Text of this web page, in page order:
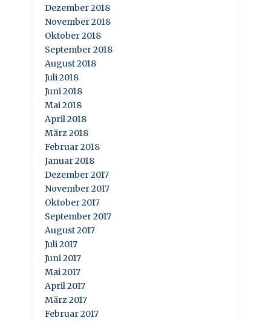
Dezember 2018
November 2018
Oktober 2018
September 2018
August 2018
Juli 2018
Juni 2018
Mai 2018
April 2018
März 2018
Februar 2018
Januar 2018
Dezember 2017
November 2017
Oktober 2017
September 2017
August 2017
Juli 2017
Juni 2017
Mai 2017
April 2017
März 2017
Februar 2017